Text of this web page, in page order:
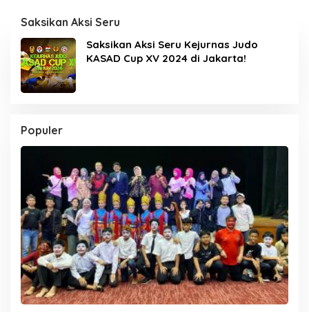
Pria
Saksikan Aksi Seru
Saksikan Aksi Seru Kejurnas Judo
KASAD Cup XV 2024 di Jakarta!
Populer